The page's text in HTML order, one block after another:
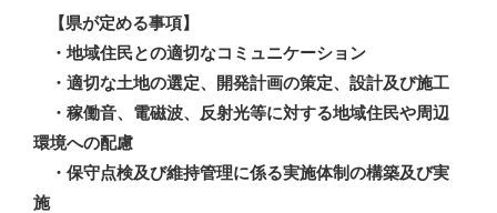
【県が定める事項】
・地域住民との適切なコミュニケーション
・適切な土地の選定、開発計画の策定、設計及び施工
・稼働音、電磁波、反射光等に対する地域住民や周辺
環境への配慮
・保守点検及び維持管理に係る実施体制の構築及び実
施